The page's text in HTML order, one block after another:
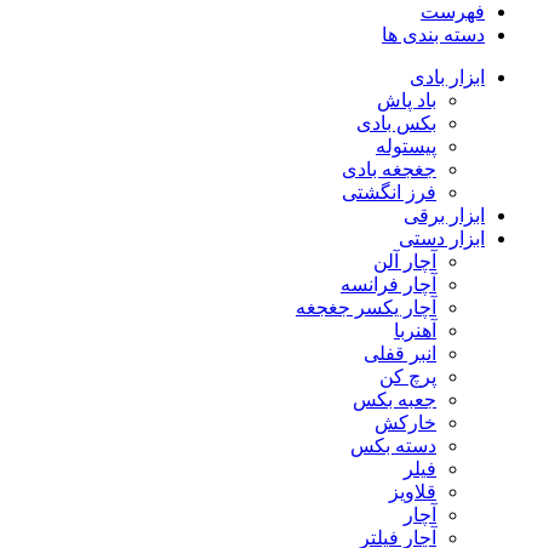
فهرست
دسته بندی ها
ابزار بادی
باد پاش
بکس بادی
پیستوله
جغجغه بادی
فرز انگشتی
ابزار برقی
ابزار دستی
آچار آلن
آچار فرانسه
آچار یکسر جغجغه
آهنربا
انبر قفلی
پرچ کن
جعبه بکس
خارکش
دسته بکس
فیلر
قلاویز
آچار
آچار فیلتر